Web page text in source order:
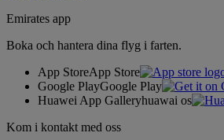
Emirates app
Boka och hantera dina flyg i farten.
App StoreApp Store
Google PlayGoogle Play
Huawei App Galleryhuawai os
Kom i kontakt med oss